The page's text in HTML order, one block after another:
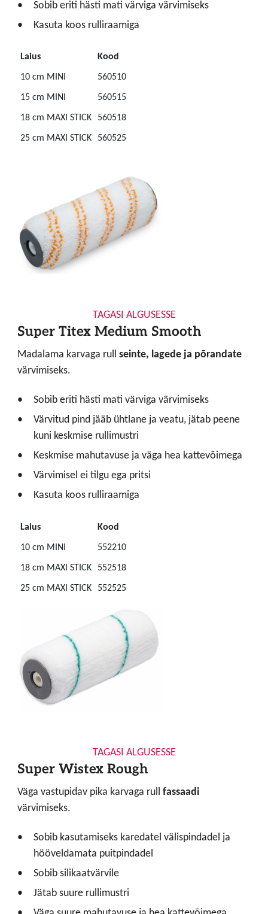
Sobib eriti hästi mati värviga värvimiseks
Kasuta koos rulliraamiga
Laius
Kood
10 cm MINI
560510
15 cm MINI
560515
18 cm MAXI STICK 560518
25 cm MAXI STICK 560525
TAGASI ALGUSESSE
Super Titex Medium Smooth
Madalama karvaga rull seinte, lagede ja põrandate
värvimiseks.
Sobib eriti hästi mati värviga värvimiseks
Värvitud pind jääb ühtlane ja veatu, jätab peene
kuni keskmise rullimustri
Keskmise mahutavuse ja väga hea kattevõimega
Värvimisel ei tilgu ega pritsi
Kasuta koos rulliraamiga
Laius
Kood
10 cm MINI
552210
18 cm MAXI STICK 552518
25 cm MAXI STICK 552525
TAGASI ALGUSESSE
Super Wistex Rough
Väga vastupidav pika karvaga rull fassaadi
värvimiseks.
Sobib kasutamiseks karedatel välispindadel ja
hööveldamata puitpindadel
Sobib silikaatvärvile
Jätab suure rullimustri